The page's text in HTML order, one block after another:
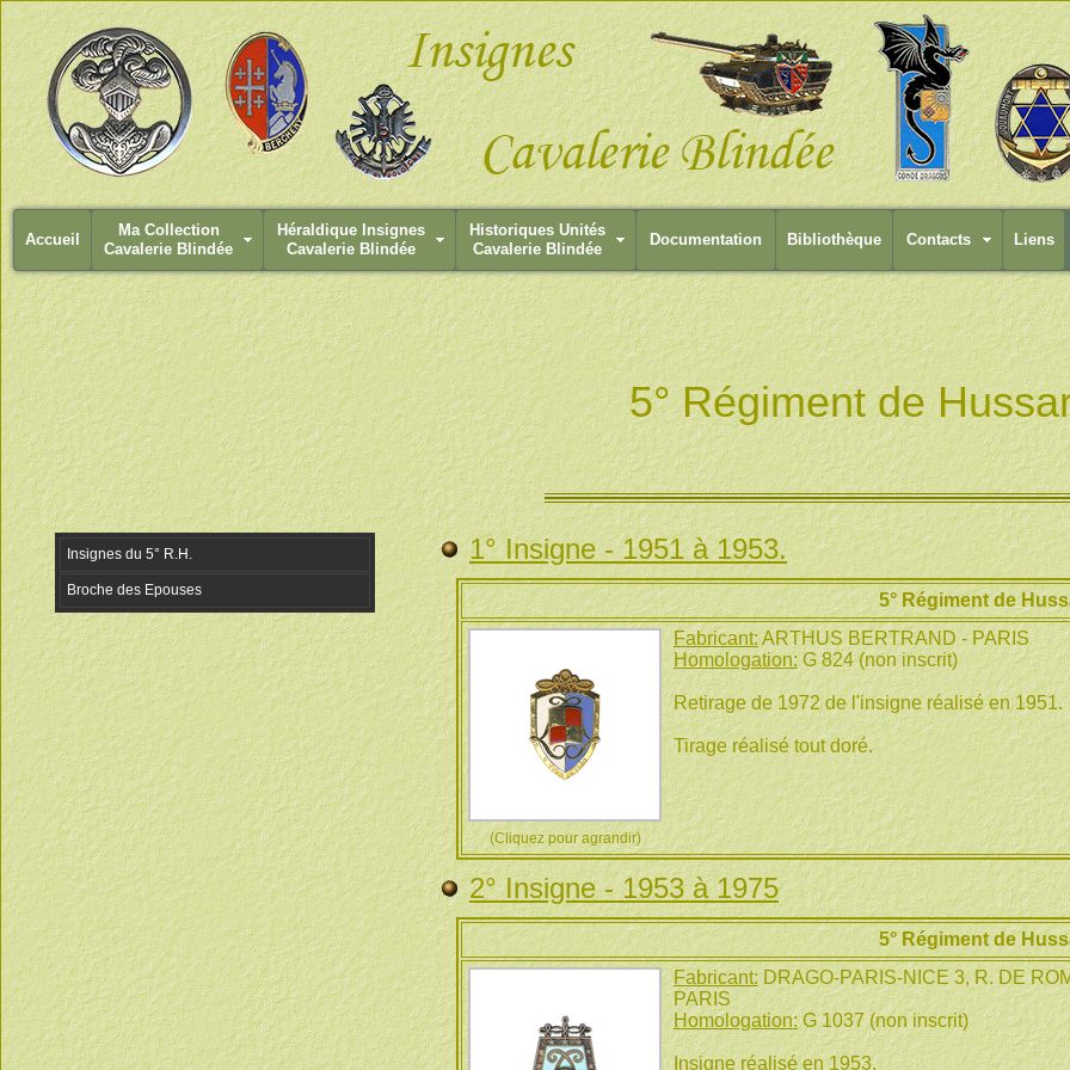
Accueil
Ma Collection
Cavalerie Blindée
Héraldique Insignes
Cavalerie Blindée
Historiques Unités
Cavalerie Blindée
Documentation Bibliothèque Contacts Liens
5° Régiment de
1° Insigne - 1951 à 1953.
5° Régiment de
(Cliquez pour agrandir)
Fabricant:ARTHUS BERTRAND - PARIS
Homologation:G 824 (non inscrit)
Retirage de 1972 de l'insigne réalisé en 1951.
Tirage réalisé tout doré.
2° Insigne - 1953 à 1975
5° Régiment de
Fabricant:DRAGO-PARIS-NICE 3, R. DE
PARIS
Homologation:G 1037 (non inscrit)
Insigne réalisé en 1953.